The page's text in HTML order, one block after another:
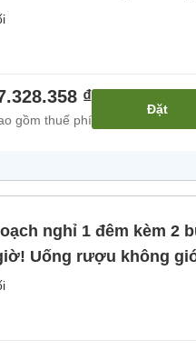
₫
gồm thuế phí
Đặt
nghỉ 1 đêm kèm 2
Uống rượu không
sáng] [Bữa tối]